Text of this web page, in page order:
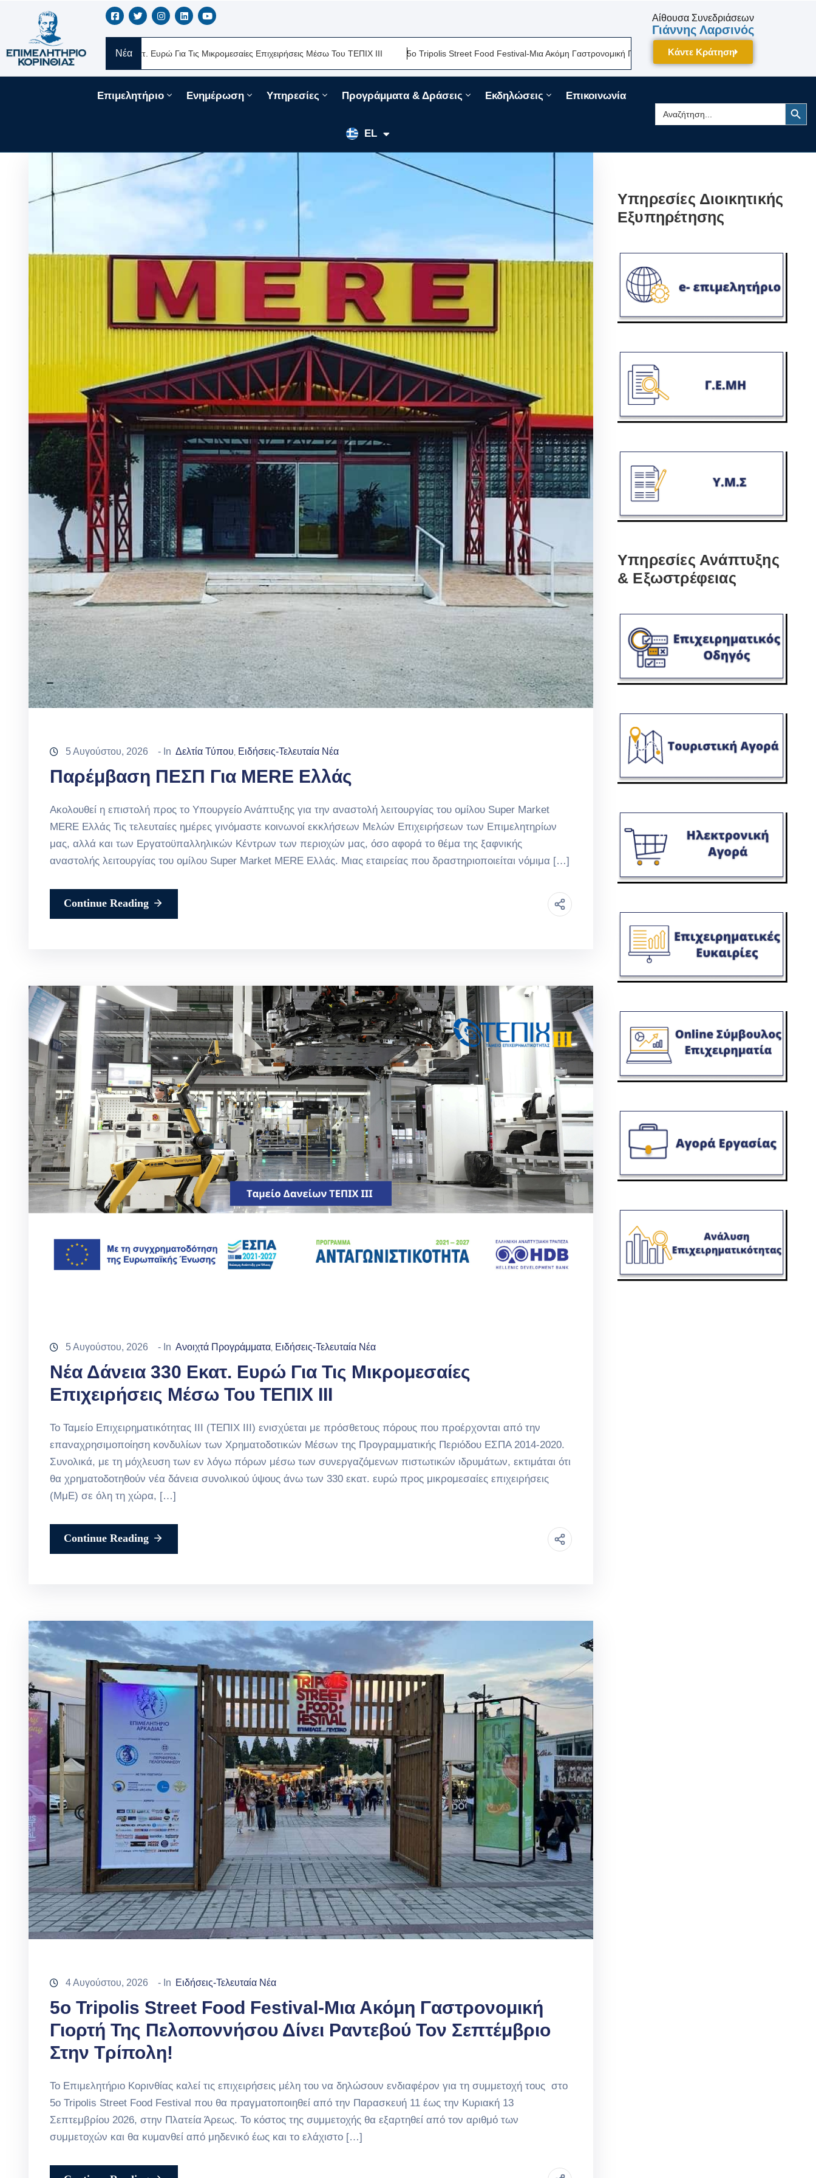
Νέα
Δάνεια 330 Εκατ. Ευρώ Για Τις Μικρομεσαίες Επιχειρήσεις Μέσω Του ΤΕΠΙΧ ΙΙΙ 5ο Tripolis Street Food Festival-Μια Ακόμη Γαστρονομική Γιορτή Της Πελοποννήσου Δίνει Ραντεβού Τον Σεπτέμβριο Στην
Αίθουσα Συνεδριάσεων
Γιάννης Λαρσινός
Κάντε Κράτηση
Επιμελητήριο Ενημέρωση Υπηρεσίες Προγράμματα & Δράσεις Εκδηλώσεις Επικοινωνία
EL
EN
FR
Search
for:
Search Button
5 Αυγούστου, 2026 - In Δελτία Τύπου‚ Ειδήσεις-Τελευταία Νέα
Παρέμβαση ΠΕΣΠ Για MERE Ελλάς
Ακολουθεί η επιστολή προς το Υπουργείο Ανάπτυξης για την αναστολή λειτουργίας του ομίλου Super Market
MERE Ελλάς Τις τελευταίες ημέρες γινόμαστε κοινωνοί εκκλήσεων Μελών Επιχειρήσεων των Επιμελητηρίων
μας, αλλά και των Εργατοϋπαλληλικών Κέντρων των περιοχών μας, όσο αφορά το θέμα της ξαφνικής
αναστολής λειτουργίας του ομίλου Super Market MERE Ελλάς. Μιας εταιρείας που δραστηριοποιείται νόμιμα […]
Continue Reading
5 Αυγούστου, 2026 - In Ανοιχτά Προγράμματα‚ Ειδήσεις-Τελευταία Νέα
Νέα Δάνεια 330 Εκατ. Ευρώ Για Τις Μικρομεσαίες
Επιχειρήσεις Μέσω Του ΤΕΠΙΧ ΙΙΙ
Το Ταμείο Επιχειρηματικότητας ΙΙΙ (ΤΕΠΙΧ ΙΙΙ) ενισχύεται με πρόσθετους πόρους που προέρχονται από την
επαναχρησιμοποίηση κονδυλίων των Χρηματοδοτικών Μέσων της Προγραμματικής Περιόδου ΕΣΠΑ 2014-2020.
Συνολικά, με τη μόχλευση των εν λόγω πόρων μέσω των συνεργαζόμενων πιστωτικών ιδρυμάτων, εκτιμάται ότι
θα χρηματοδοτηθούν νέα δάνεια συνολικού ύψους άνω των 330 εκατ. ευρώ προς μικρομεσαίες επιχειρήσεις
(ΜμΕ) σε όλη τη χώρα, […]
Continue Reading
4 Αυγούστου, 2026 - In Ειδήσεις-Τελευταία Νέα
5ο Tripolis Street Food Festival-Μια Ακόμη Γαστρονομική
Γιορτή Της Πελοποννήσου Δίνει Ραντεβού Τον Σεπτέμβριο
Στην Τρίπολη!
Το Επιμελητήριο Κορινθίας καλεί τις επιχειρήσεις μέλη του να δηλώσουν ενδιαφέρον για τη συμμετοχή τους στo
5ο Tripolis Street Food Festival που θα πραγματοποιηθεί από την Παρασκευή 11 έως την Κυριακή 13
Σεπτεμβρίου 2026, στην Πλατεία Άρεως. Το κόστος της συμμετοχής θα εξαρτηθεί από τον αριθμό των
συμμετοχών και θα κυμανθεί από μηδενικό έως και το ελάχιστο […]
Υπηρεσίες Διοικητικής
Εξυπηρέτησης
Υπηρεσίες Ανάπτυξης
& Εξωστρέφειας